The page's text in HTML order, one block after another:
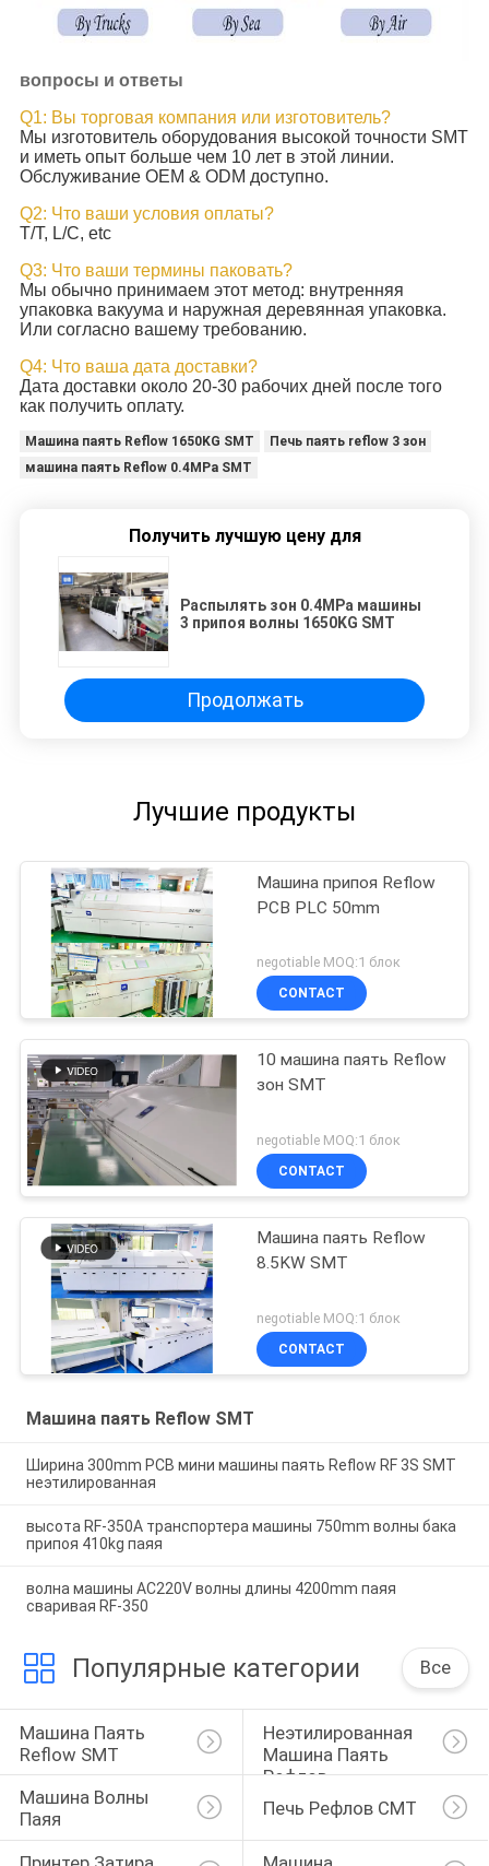
вопросы и ответы
Q1: Вы торговая компания или изготовитель?
Мы изготовитель оборудования высокой точности SMT
и иметь опыт больше чем 10 лет в этой линии.
Обслуживание OEM & ODM доступно.
Q2: Что ваши условия оплаты?
T/T, L/C, etc
Q3: Что ваши термины паковать?
Мы обычно принимаем этот метод: внутренняя
упаковка вакуума и наружная деревянная упаковка.
Или согласно вашему требованию.
Q4: Что ваша дата доставки?
Дата доставки около 20-30 рабочих дней после того
как получить оплату.
Машина паять Reflow 1650KG SMT
Печь паять reflow 3 зон
машина паять Reflow 0.4MPa SMT
Получить лучшую цену для
Распылять зон 0.4MPa машины
3 припоя волны 1650KG SMT
Продолжать
Лучшие продукты
Машина припоя Reflow
PCB PLC 50mm
negotiable MOQ:1 блок
CONTACT
10 машина паять Reflow
зон SMT
negotiable MOQ:1 блок
CONTACT
Машина паять Reflow
8.5KW SMT
negotiable MOQ:1 блок
CONTACT
Машина паять Reflow SMT
Ширина 300mm PCB мини машины паять Reflow RF 3S SMT
неэтилированная
высота RF-350A транспортера машины 750mm волны бака
припоя 410kg паяя
волна машины AC220V волны длины 4200mm паяя
сваривая RF-350
Популярные категории Все
Машина Паять
Reflow SMT
Неэтилированная
Машина Паять
Рефлов
Машина Волны
Паяя
Печь Рефлов СМТ